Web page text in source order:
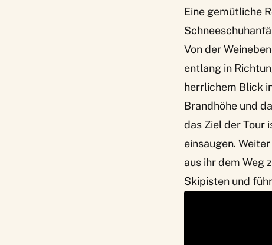
Eine gemütliche
Von der
entlang in
herrlichem Blick
Brandhöhe und
das Ziel der Tour
einsaugen.
aus ihr dem Weg
Skipisten und